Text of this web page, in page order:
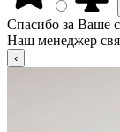
Спасибо за Ваше
Наш менеджер